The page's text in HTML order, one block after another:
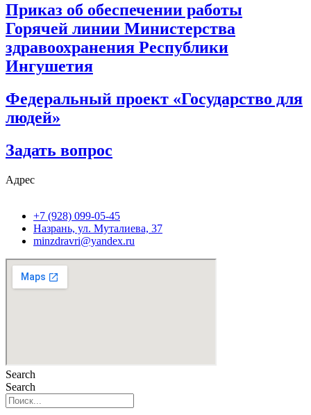
Приказ об обеспечении работы
Горячей линии Министерства
здравоохранения Республики
Ингушетия
Федеральный проект «Государство для
людей»
Задать вопрос
Адрес
+7 (928) 099-05-45
Назрань, ул. Муталиева, 37
minzdravri@yandex.ru
Search
Search